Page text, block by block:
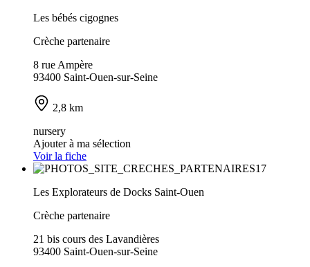
Les bébés cigognes
Crèche partenaire
8 rue Ampère
93400 Saint-Ouen-sur-Seine
2,8 km
nursery
Ajouter à ma sélection
Voir la fiche
Les Explorateurs de Docks Saint-Ouen
Crèche partenaire
21 bis cours des Lavandières
93400 Saint-Ouen-sur-Seine